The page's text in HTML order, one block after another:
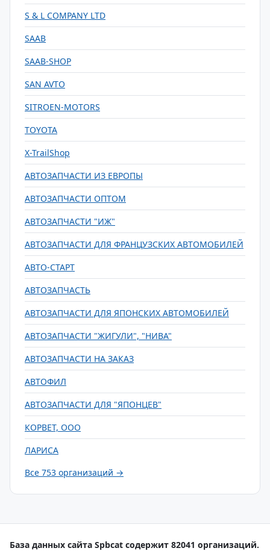
S & L COMPANY LTD
SAAB
SAAB-SHOP
SAN AVTO
SITROEN-MOTORS
TOYOTA
X-TrailShop
АВТОЗАПЧАСТИ ИЗ ЕВРОПЫ
АВТОЗАПЧАСТИ ОПТОМ
АВТОЗАПЧАСТИ "ИЖ"
АВТОЗАПЧАСТИ ДЛЯ ФРАНЦУЗСКИХ АВТОМОБИЛЕЙ
АВТО-СТАРТ
АВТОЗАПЧАСТЬ
АВТОЗАПЧАСТИ ДЛЯ ЯПОНСКИХ АВТОМОБИЛЕЙ
АВТОЗАПЧАСТИ "ЖИГУЛИ", "НИВА"
АВТОЗАПЧАСТИ НА ЗАКАЗ
АВТОФИЛ
АВТОЗАПЧАСТИ ДЛЯ "ЯПОНЦЕВ"
КОРВЕТ, ООО
ЛАРИСА
Все 753 организаций →
База данных сайта Spbcat содержит 82041 организаций.